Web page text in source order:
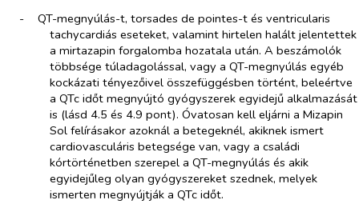
-​
QT-megnyúlás-t, torsades de pointes-t és ventricularis
tachycardiás eseteket, valamint hirtelen halált jelentettek
a mirtazapin forgalomba hozatala után. A beszámolók
többsége túladagolással, vagy a QT-megnyúlás egyéb
kockázati tényezőivel összefüggésben történt, beleértve
a QTc időt megnyújtó gyógyszerek egyidejű alkalmazását
is (lásd 4.5 és 4.9 pont). Óvatosan kell eljárni a Mizapin
Sol felírásakor azoknál a betegeknél, akiknek ismert
cardiovasculáris betegsége van, vagy a családi
kórtörténetben szerepel a QT-megnyúlás és akik
egyidejűleg olyan gyógyszereket szednek, melyek
ismerten megnyújtják a QTc időt.